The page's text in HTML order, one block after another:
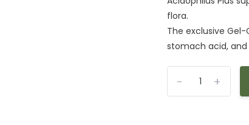
flora.
The exclusive
stomach acid,
+
-